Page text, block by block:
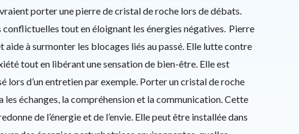
porter une pierre de cristal de roche lors de débats.
tout en éloignant les énergies négatives. Pierre
aide à surmonter les blocages liés au passé. Elle lutte contre
tout en libérant une sensation de bien-être. Elle est
lors d’un entretien par exemple. Porter un cristal de roche
échanges, la compréhension et la communication. Cette
de l’énergie et de l’envie. Elle peut être installée dans